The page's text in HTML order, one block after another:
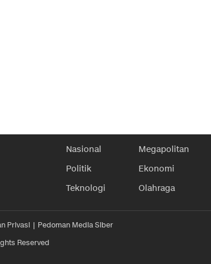
Nasional Megapolitan
Politik
Ekonomi
Teknologi
Olahraga
Privasi
Pedoman Media Siber
Reserved